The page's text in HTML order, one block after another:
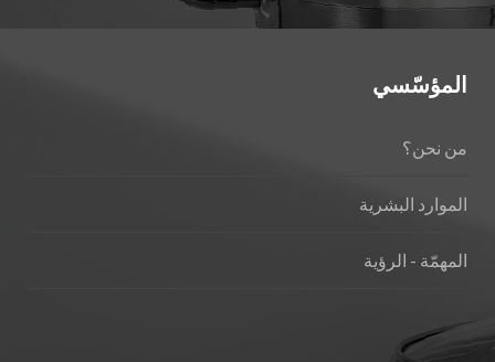
المؤسّسي
من نحن؟
الموارد البشرية
المهمّة - الرؤية